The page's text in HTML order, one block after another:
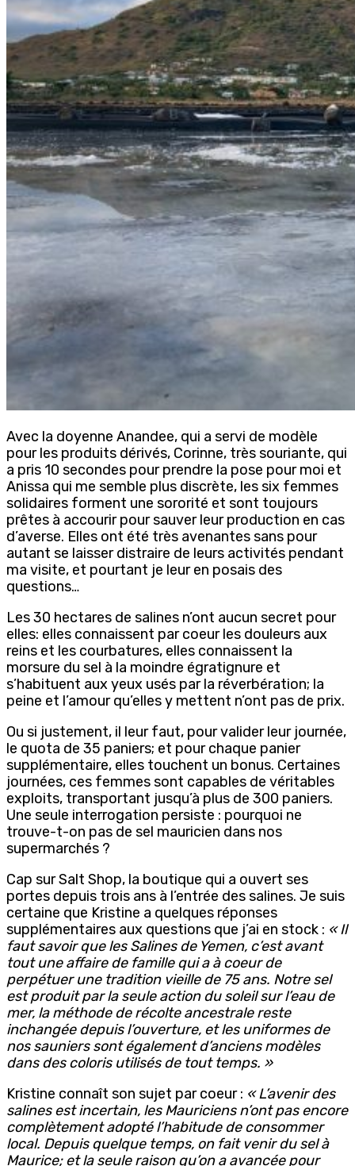
Avec la doyenne Anandee, qui a servi de modèle
pour les produits dérivés, Corinne, très souriante, qui
a pris 10 secondes pour prendre la pose pour moi et
Anissa qui me semble plus discrète, les six femmes
solidaires forment une sororité et sont toujours
prêtes à accourir pour sauver leur production en cas
d’averse. Elles ont été très avenantes sans pour
autant se laisser distraire de leurs activités pendant
ma visite, et pourtant je leur en posais des
questions…
Les 30 hectares de salines n’ont aucun secret pour
elles: elles connaissent par coeur les douleurs aux
reins et les courbatures, elles connaissent la
morsure du sel à la moindre égratignure et
s’habituent aux yeux usés par la réverbération; la
peine et l’amour qu’elles y mettent n’ont pas de prix.
Ou si justement, il leur faut, pour valider leur journée,
le quota de 35 paniers; et pour chaque panier
supplémentaire, elles touchent un bonus. Certaines
journées, ces femmes sont capables de véritables
exploits, transportant jusqu’à plus de 300 paniers.
Une seule interrogation persiste : pourquoi ne
trouve-t-on pas de sel mauricien dans nos
supermarchés ?
Cap sur Salt Shop, la boutique qui a ouvert ses
portes depuis trois ans à l’entrée des salines. Je suis
certaine que Kristine a quelques réponses
supplémentaires aux questions que j’ai en stock : « Il
faut savoir que les Salines de Yemen, c’est avant
tout une affaire de famille qui a à coeur de
perpétuer une tradition vieille de 75 ans. Notre sel
est produit par la seule action du soleil sur l’eau de
mer, la méthode de récolte ancestrale reste
inchangée depuis l’ouverture, et les uniformes de
nos sauniers sont également d’anciens modèles
dans des coloris utilisés de tout temps. »
Kristine connaît son sujet par coeur : « L’avenir des
salines est incertain, les Mauriciens n’ont pas encore
complètement adopté l’habitude de consommer
local. Depuis quelque temps, on fait venir du sel à
Maurice; et la seule raison qu’on a avancée pour